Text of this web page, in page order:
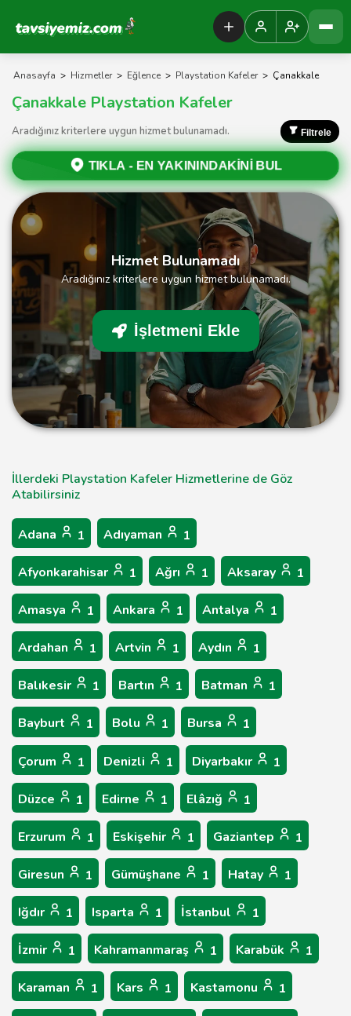
Tavsiyemiz Anasayfa
Anasayfa > Hizmetler > Eğlence > Playstation Kafeler > Çanakkale
Çanakkale Playstation Kafeler
Aradığınız kriterlere uygun hizmet bulunamadı. Filtrele
TIKLA - EN YAKININDAKİNİ BUL
Hizmet Bulunamadı
Aradığınız kriterlere uygun hizmet bulunamadı.
İşletmeni Ekle
İllerdeki Playstation Kafeler Hizmetlerine de Göz
Atabilirsiniz
Adana 1 Adıyaman 1
Afyonkarahisar 1 Ağrı 1 Aksaray 1
Amasya 1 Ankara 1 Antalya 1
Ardahan 1 Artvin 1 Aydın 1
Balıkesir 1 Bartın 1 Batman 1
Bayburt 1 Bolu 1 Bursa 1
Çorum 1 Denizli 1 Diyarbakır 1
Düzce 1 Edirne 1 Elâzığ 1
Erzurum 1 Eskişehir 1 Gaziantep 1
Giresun 1 Gümüşhane 1 Hatay 1
Iğdır 1 Isparta 1 İstanbul 1
İzmir 1 Kahramanmaraş 1 Karabük 1
Karaman 1 Kars 1 Kastamonu 1